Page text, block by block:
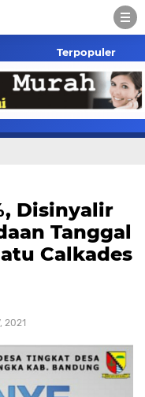
Terpopuler
Disinyalir
Tanggal
Calkades
2021